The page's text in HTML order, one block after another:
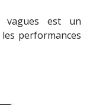
vagues est un
performances